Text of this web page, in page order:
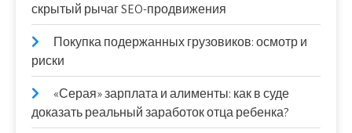
скрытый рычаг SEO-продвижения
Покупка подержанных грузовиков: осмотр и
риски
«Серая» зарплата и алименты: как в суде
доказать реальный заработок отца ребенка?